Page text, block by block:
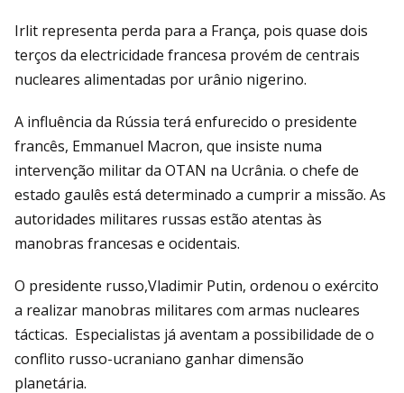
Irlit representa perda para a França, pois quase dois
terços da electricidade francesa provém de centrais
nucleares alimentadas por urânio nigerino.
A influência da Rússia terá enfurecido o presidente
francês, Emmanuel Macron, que insiste numa
intervenção militar da OTAN na Ucrânia. o chefe de
estado gaulês está determinado a cumprir a missão. As
autoridades militares russas estão atentas às
manobras francesas e ocidentais.
O presidente russo,Vladimir Putin, ordenou o exército
a realizar manobras militares com armas nucleares
tácticas. Especialistas já aventam a possibilidade de o
conflito russo-ucraniano ganhar dimensão
planetária.